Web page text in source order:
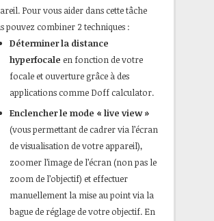
Pour vous aider dans cette tâche
pouvez combiner 2 techniques :
Déterminer la distance
hyperfocale en fonction de votre
focale et ouverture grâce à des
applications comme Doff calculator.
Enclencher le mode « live view »
(vous permettant de cadrer via l’écran
de visualisation de votre appareil),
zoomer l’image de l’écran (non pas le
zoom de l’objectif) et effectuer
manuellement la mise au point via la
bague de réglage de votre objectif. En